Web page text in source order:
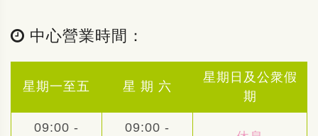
中心營業時間：
星期一至五 星 期 六
星期日及公衆假
期
09:00 - 09:00 -